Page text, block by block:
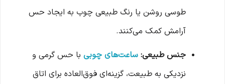
طوسی روشن یا رنگ طبیعی چوب به ایجاد حس
آرامش کمک می‌کنند.
جنس طبیعی: ساعت‌های چوبی با حس گرمی و
نزدیکی به طبیعت، گزینه‌ای فوق‌العاده برای اتاق